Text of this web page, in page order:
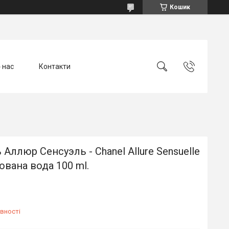
Кошик
нас Контакти
Сенсуэль - Chanel Allure Sensuelle
вода 100 ml.